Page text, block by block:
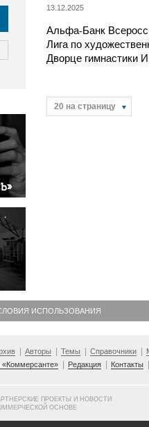
13.12.2025
Альфа-Банк
Лига по
Дворце гимнастики
20 на страницу
ИСПОЛЬЗОВАНИЯ
Авторы Темы Справочники
Редакция Контакты
ПРОЕКТЫ И НОВОСТИ
ОСНОВЕ